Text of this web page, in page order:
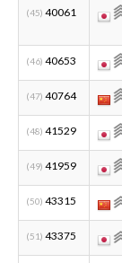
(45) 40061
(46) 40653
(47) 40764
(48) 41529
(49) 41959
(50) 43315
(51) 43375